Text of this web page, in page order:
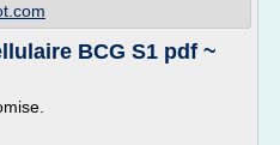
BCG S1 pdf ~